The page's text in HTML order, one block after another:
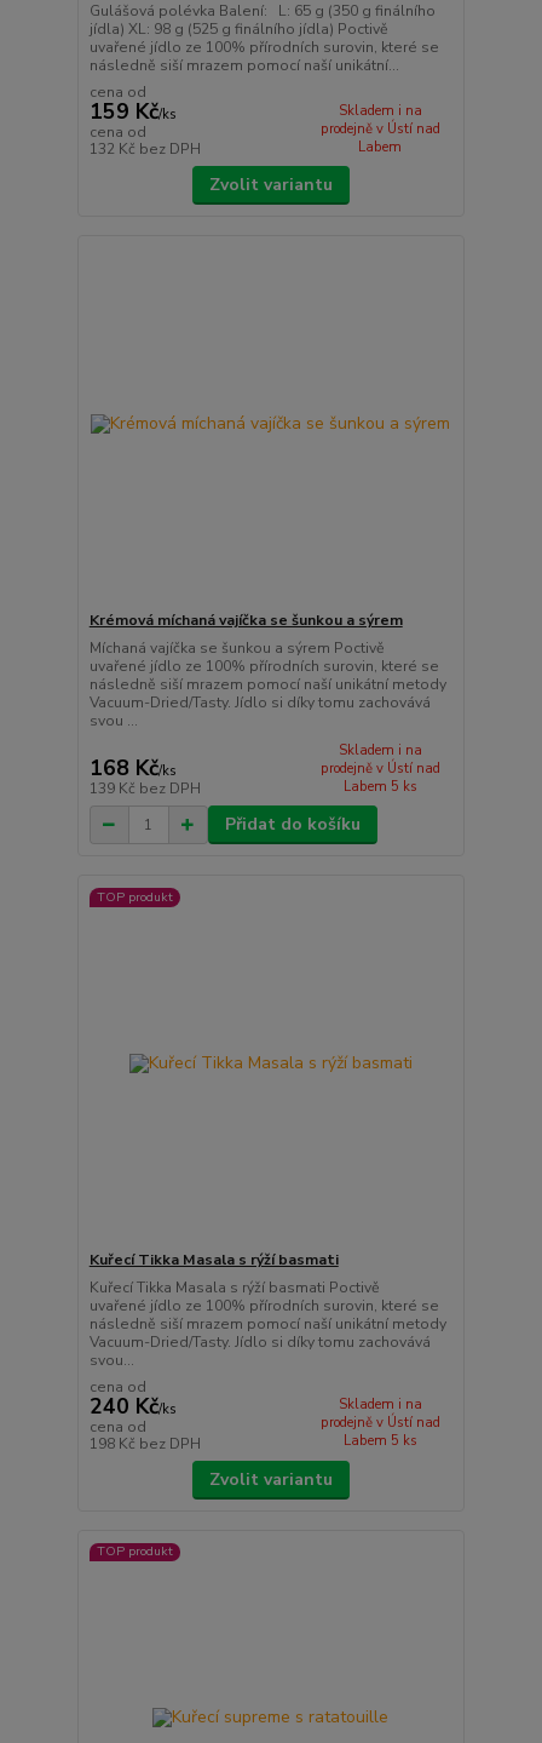
Gulášová polévka Balení: L: 65 g (350 g finálního
jídla) XL: 98 g (525 g finálního jídla) Poctivě
uvařené jídlo ze 100% přírodních surovin, které se
následně siší mrazem pomocí naší unikátní...
cena od
159 Kč/ks
cena od
132 Kč bez DPH
Skladem i na
prodejně v Ústí nad
Labem
Zvolit variantu
Krémová míchaná vajíčka se šunkou a sýrem
Míchaná vajíčka se šunkou a sýrem Poctivě
uvařené jídlo ze 100% přírodních surovin, které se
následně siší mrazem pomocí naší unikátní metody
Vacuum-Dried/Tasty. Jídlo si díky tomu zachovává
svou ...
168 Kč/ks
139 Kč bez DPH
Skladem i na
prodejně v Ústí nad
Labem 5 ks
Přidat do košíku
TOP produkt
Kuřecí Tikka Masala s rýží basmati
Kuřecí Tikka Masala s rýží basmati Poctivě
uvařené jídlo ze 100% přírodních surovin, které se
následně siší mrazem pomocí naší unikátní metody
Vacuum-Dried/Tasty. Jídlo si díky tomu zachovává
svou...
cena od
240 Kč/ks
cena od
198 Kč bez DPH
Skladem i na
prodejně v Ústí nad
Labem 5 ks
Zvolit variantu
TOP produkt